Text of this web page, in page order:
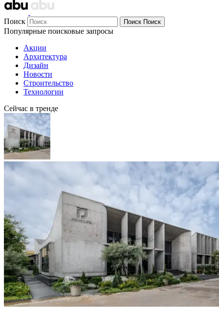
Поиск Поиск Поиск
Популярные поисковые запросы
Акции
Архитектура
Дизайн
Новости
Строительство
Технологии
Сейчас в тренде